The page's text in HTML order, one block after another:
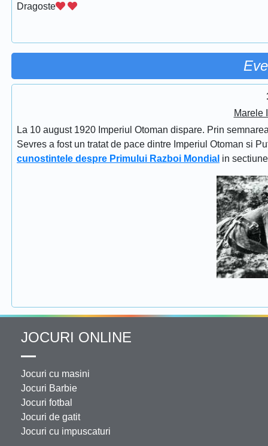
Dragoste
Marele
La 10 august 1920 Imperiul Otoman dispare. Prin
Sevres a fost un tratat de pace dintre Imperiul Otoman si
cunostintele despre Primului Razboi Mondial in
JOCURI ONLINE
Jocuri cu masini
Jocuri Barbie
Jocuri fotbal
Jocuri de gatit
Jocuri cu impuscaturi